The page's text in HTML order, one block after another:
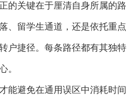
的关键在于厘清自身所属的路
、留学生通道，还是依托重点
户捷径。每条路径都有其独特
。
避免在通用误区中消耗时间